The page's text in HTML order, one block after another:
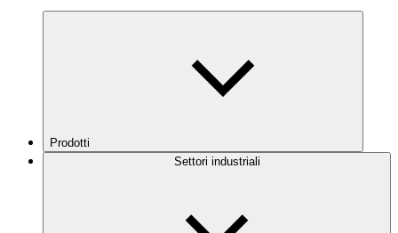
Prodotti
Settori industriali